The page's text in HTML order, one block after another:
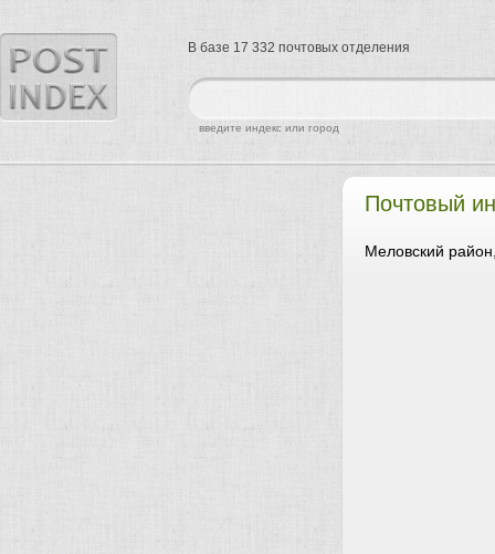
Почтовый
Меловский
найти
введите индекс или город
В базе 17 332 почтовых отделения